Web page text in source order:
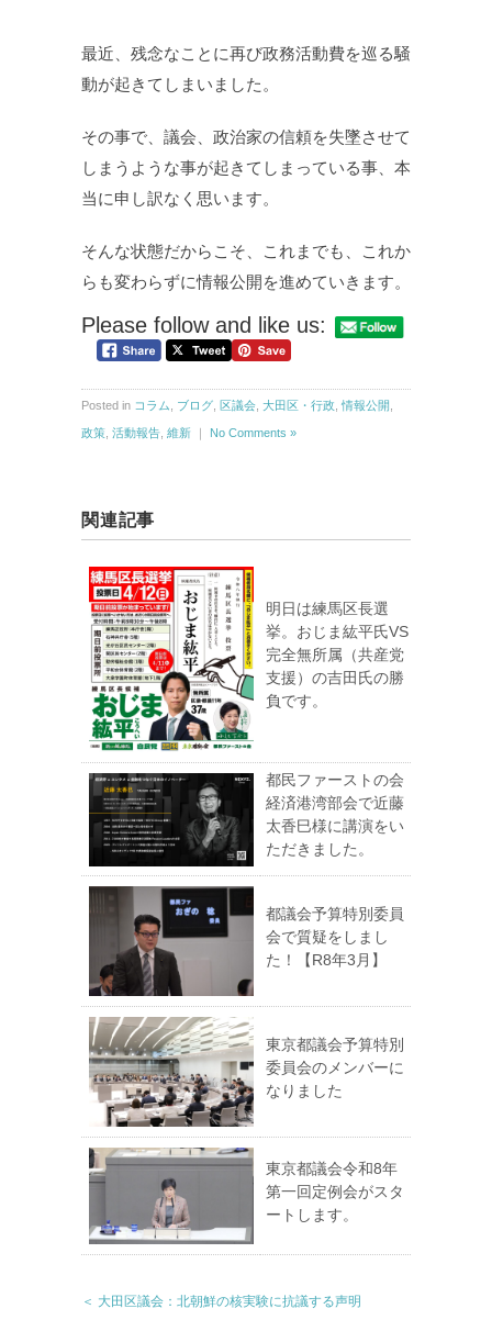
最近、残念なことに再び政務活動費を巡る騒
動が起きてしまいました。
その事で、議会、政治家の信頼を失墜させて
しまうような事が起きてしまっている事、本
当に申し訳なく思います。
そんな状態だからこそ、これまでも、これか
らも変わらずに情報公開を進めていきます。
Please follow and like us:
Posted in コラム ブログ 区議会 大田区・行政 ,情報公開
政策 活動報告 維新 ｜ No Comments »
関連記事
明日は練馬区長選
挙。おじま紘平氏VS
完全無所属（共産党
支援）の吉田氏の勝
負です。
都民ファーストの会
経済港湾部会で近藤
太香巳様に講演をい
ただきました。
都議会予算特別委員
会で質疑をしまし
た！【R8年3月】
東京都議会予算特別
委員会のメンバーに
なりました
東京都議会令和8年
第一回定例会がスタ
ートします。
＜ 大田区議会：北朝鮮の核実験に抗議する声明